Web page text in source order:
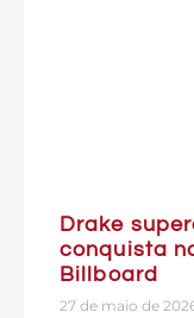
Drake
conquista
Billboard
27 de maio de